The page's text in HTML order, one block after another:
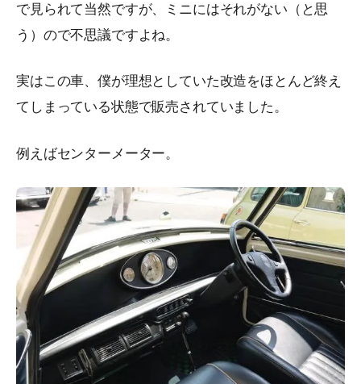
で見られて当然ですが、ミニにはそれがない（と思
う）ので不思議ですよね。
実はこの車、僕が理想としていた改造をほとんど終え
てしまっている状態で販売されていました。
例えばセンターメーター。